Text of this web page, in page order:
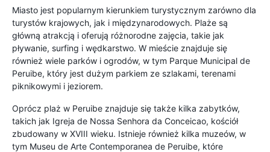
Miasto jest popularnym kierunkiem turystycznym zarówno dla
turystów krajowych, jak i międzynarodowych. Plaże są
główną atrakcją i oferują różnorodne zajęcia, takie jak
pływanie, surfing i wędkarstwo. W mieście znajduje się
również wiele parków i ogrodów, w tym Parque Municipal de
Peruibe, który jest dużym parkiem ze szlakami, terenami
piknikowymi i jeziorem.
Oprócz plaż w Peruibe znajduje się także kilka zabytków,
takich jak Igreja de Nossa Senhora da Conceicao, kościół
zbudowany w XVIII wieku. Istnieje również kilka muzeów, w
tym Museu de Arte Contemporanea de Peruibe, które